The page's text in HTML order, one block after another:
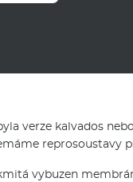
verze kalvados
reprosoustavy
vybuzen